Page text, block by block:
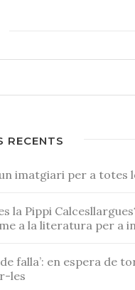
RECENTS
un imatgiari per a totes
la Pippi
a la literatura per a
falla’: en espera de
les